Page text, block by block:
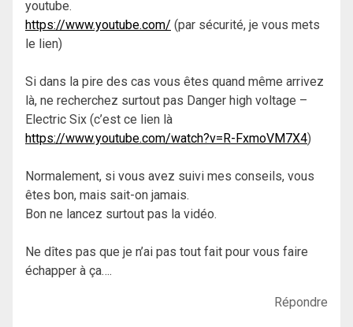
youtube.
https://www.youtube.com/ (par sécurité, je vous mets
le lien)
Si dans la pire des cas vous êtes quand même arrivez
là, ne recherchez surtout pas Danger high voltage –
Electric Six (c’est ce lien là
https://www.youtube.com/watch?v=R-FxmoVM7X4)
Normalement, si vous avez suivi mes conseils, vous
êtes bon, mais sait-on jamais.
Bon ne lancez surtout pas la vidéo.
Ne dîtes pas que je n’ai pas tout fait pour vous faire
échapper à ça….
Répondre